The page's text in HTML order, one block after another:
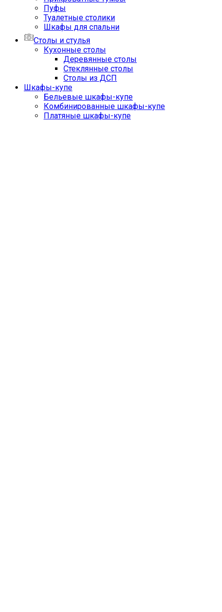
Пуфы
Туалетные столики
Шкафы для спальни
Столы и стулья
Кухонные столы
Деревянные столы
Стеклянные столы
Столы из ДСП
Шкафы-купе
Бельевые шкафы-купе
Комбинированные шкафы-купе
Платяные шкафы-купе